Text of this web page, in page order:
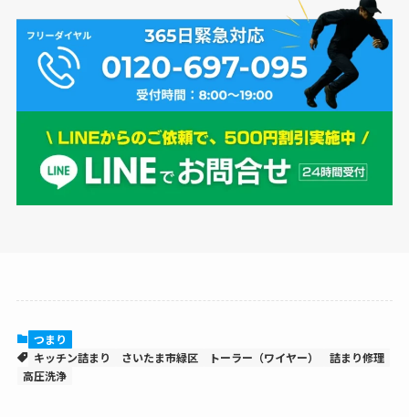
つまり
キッチン詰まり
さいたま市緑区 トーラー（ワイヤー）
詰まり修理
高圧洗浄